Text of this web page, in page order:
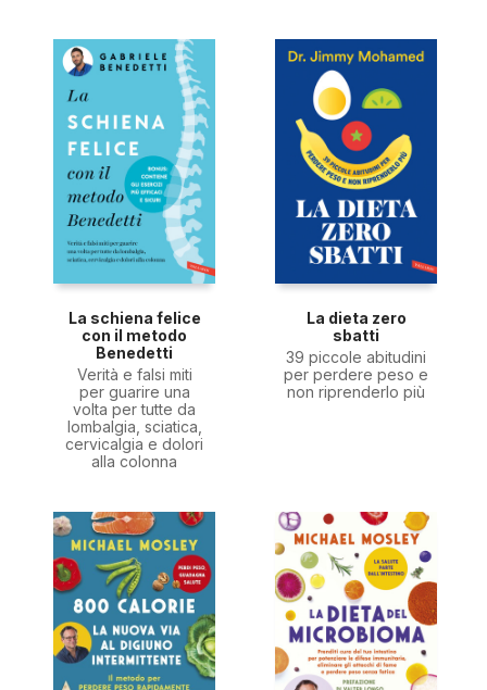
La schiena felice
con il metodo
Benedetti
Verità e falsi miti
per guarire una
volta per tutte da
lombalgia, sciatica,
cervicalgia e dolori
alla colonna
La dieta zero
sbatti
39 piccole abitudini
per perdere peso e
non riprenderlo più